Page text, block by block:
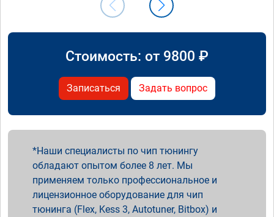
Стоимость: от 9800 ₽
Записаться Задать вопрос
Наши специалисты по чип тюнингу
обладают опытом более 8 лет. Мы
применяем только профессиональное и
лицензионное оборудование для чип
тюнинга (Flex, Kess 3, Autotuner, Bitbox) и